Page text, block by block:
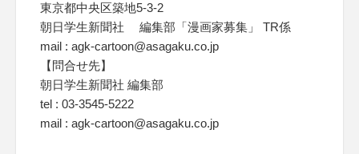
東京都中央区築地5-3-2
朝日学生新聞社 編集部「漫画家募集」 TR係
mail : agk-cartoon@asagaku.co.jp
【問合せ先】
朝日学生新聞社 編集部
tel : 03-3545-5222
mail : agk-cartoon@asagaku.co.jp